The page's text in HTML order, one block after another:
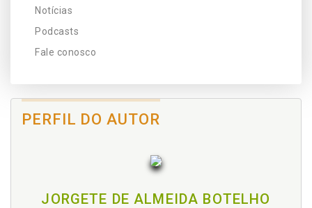
Notícias
Podcasts
Fale conosco
PERFIL DO AUTOR
JORGETE DE ALMEIDA BOTELHO